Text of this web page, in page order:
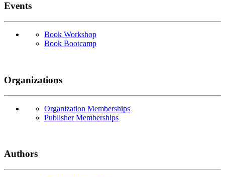
Events
Book Workshop
Book Bootcamp
Organizations
Organization Memberships
Publisher Memberships
Authors